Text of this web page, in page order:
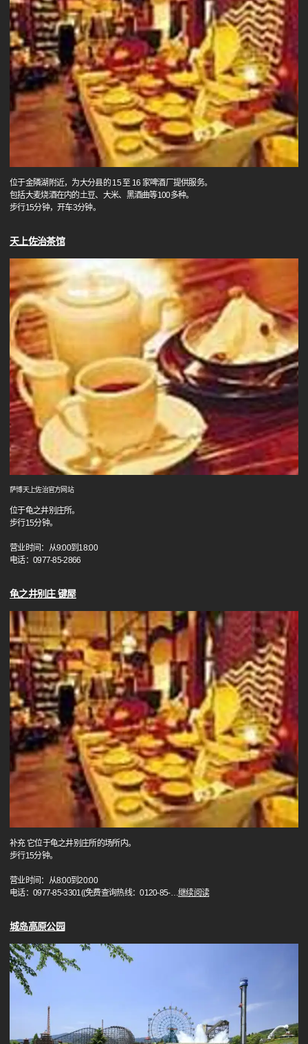
位于金隣湖附近，为大分县的 15 至 16 家啤酒厂提供服务。
包括大麦烧酒在内的土豆、大米、黑酒曲等100多种。
步行15分钟，开车3分钟。
天上佐治茶馆
萨博天上佐治官方网站
位于龟之井别庄所。
步行15分钟。
营业时间：从9:00到18:00
电话：0977-85-2866
龟之井别庄 键屋
补充 它位于龟之井别庄所的场所内。
步行15分钟。
营业时间：从8:00到20:00
电话：0977-85-3301((免费查询热线：0120-85-…继续阅读
城岛高原公园